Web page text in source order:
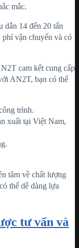
mắc.
dẫn 14 đến 20 tấn
vận chuyển và có
cam kết cung cấp
AN2T, bạn có thể
trình.
xuất tại Việt Nam,
tâm về chất lượng
thể dễ dàng lựa
tư vấn và